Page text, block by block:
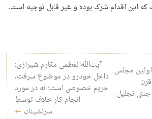
این اقدام شرک بوده و غیر قابل توجیه است.
مجلس
تجلیل
آیت‌الله‌العظمی مکارم شیرازی:
داخل خودرو در موضوع سرقت،
حریم خصوصی است؛ نه در مورد
انجام کار خلاف توسط
سرنشینان ←